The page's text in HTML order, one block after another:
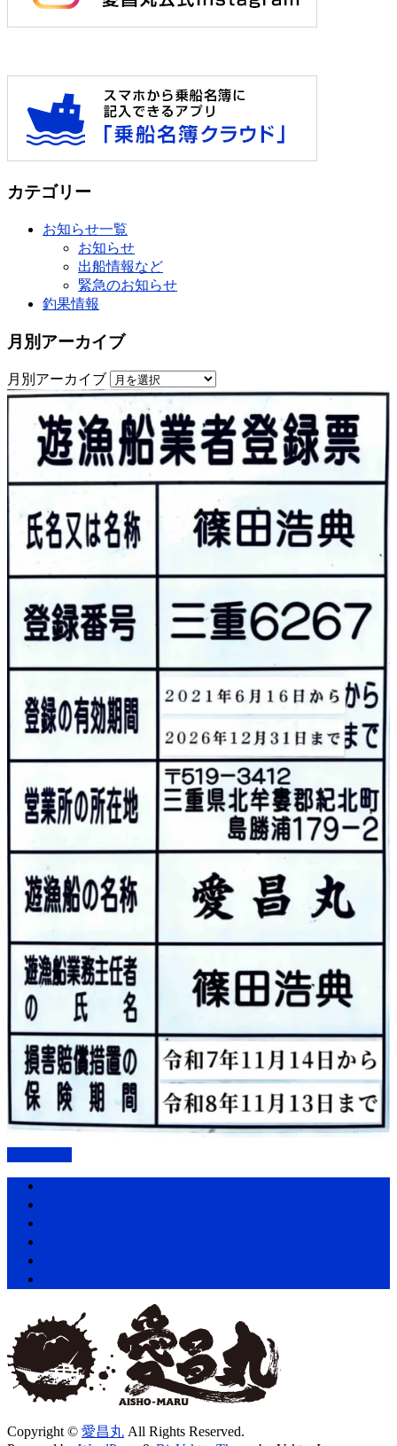
カテゴリー
お知らせ一覧
お知らせ
出船情報など
緊急のお知らせ
釣果情報
月別アーカイブ
月別アーカイブ
Copyright © 愛昌丸 All Rights Reserved.